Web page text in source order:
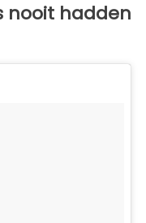
nooit hadden